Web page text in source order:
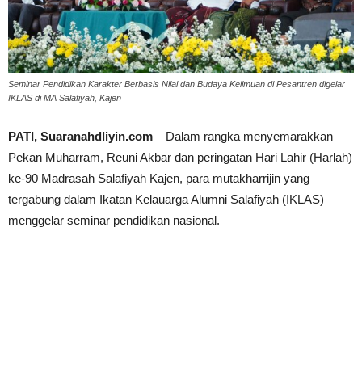
Seminar Pendidikan Karakter Berbasis Nilai dan Budaya Keilmuan di Pesantren digelar
IKLAS di MA Salafiyah, Kajen
PATI, Suaranahdliyin.com – Dalam rangka menyemarakkan
Pekan Muharram, Reuni Akbar dan peringatan Hari Lahir (Harlah)
ke-90 Madrasah Salafiyah Kajen, para mutakharrijin yang
tergabung dalam Ikatan Kelauarga Alumni Salafiyah (IKLAS)
menggelar seminar pendidikan nasional.